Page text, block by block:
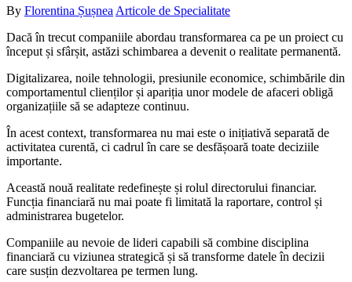
By Florentina Șușnea Articole de Specialitate
Dacă în trecut companiile abordau transformarea ca pe un proiect cu
început și sfârșit, astăzi schimbarea a devenit o realitate permanentă.
Digitalizarea, noile tehnologii, presiunile economice, schimbările din
comportamentul clienților și apariția unor modele de afaceri obligă
organizațiile să se adapteze continuu.
În acest context, transformarea nu mai este o inițiativă separată de
activitatea curentă, ci cadrul în care se desfășoară toate deciziile
importante.
Această nouă realitate redefinește și rolul directorului financiar.
Funcția financiară nu mai poate fi limitată la raportare, control și
administrarea bugetelor.
Companiile au nevoie de lideri capabili să combine disciplina
financiară cu viziunea strategică și să transforme datele în decizii
care susțin dezvoltarea pe termen lung.